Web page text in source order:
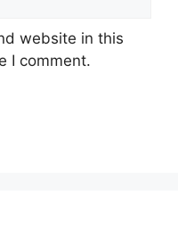
website in this
I comment.